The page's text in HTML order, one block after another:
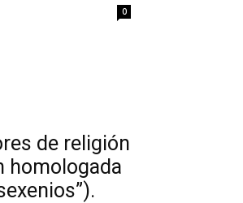
0
de religión
homologada